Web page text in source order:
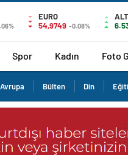
EURO
54,9749 -0.08%
Spor Kadın Foto
Avrupa Bülten Din